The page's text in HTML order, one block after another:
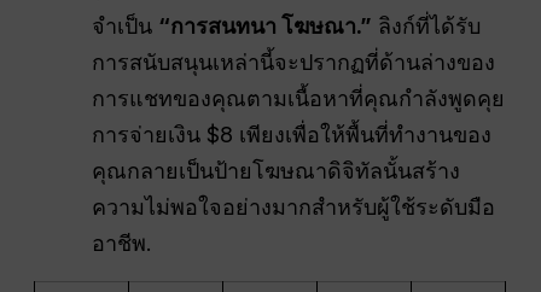
จำเป็น “การสนทนาโฆษณา.” ลิงก์ที่ได้รับ
การสนับสนุนเหล่านี้จะปรากฏที่ด้านล่างของ
การแชทของคุณตามเนื้อหาที่คุณกำลังพูดคุย
การจ่ายเงิน $8 เพียงเพื่อให้พื้นที่ทำงานของ
คุณกลายเป็นป้ายโฆษณาดิจิทัลนั้นสร้าง
ความไม่พอใจอย่างมากสำหรับผู้ใช้ระดับมือ
อาชีพ.